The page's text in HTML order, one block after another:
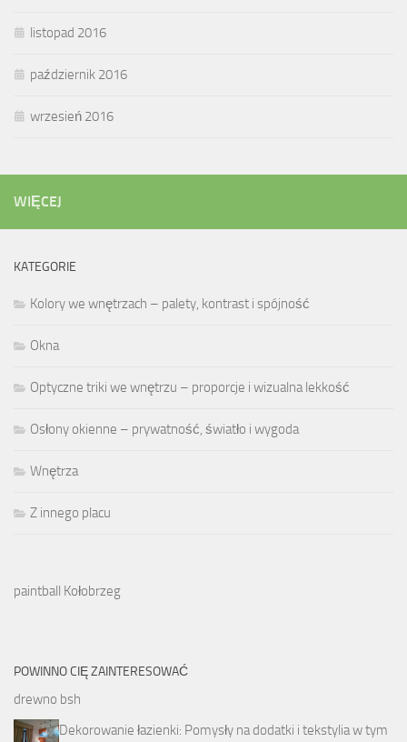
listopad 2016
październik 2016
wrzesień 2016
WIĘCEJ
KATEGORIE
Kolory we wnętrzach – palety, kontrast i spójność
Okna
Optyczne triki we wnętrzu – proporcje i wizualna lekkość
Osłony okienne – prywatność, światło i wygoda
Wnętrza
Z innego placu
paintball Kołobrzeg
POWINNO CIĘ ZAINTERESOWAĆ
drewno bsh
Dekorowanie łazienki: Pomysły na dodatki i tekstylia w tym